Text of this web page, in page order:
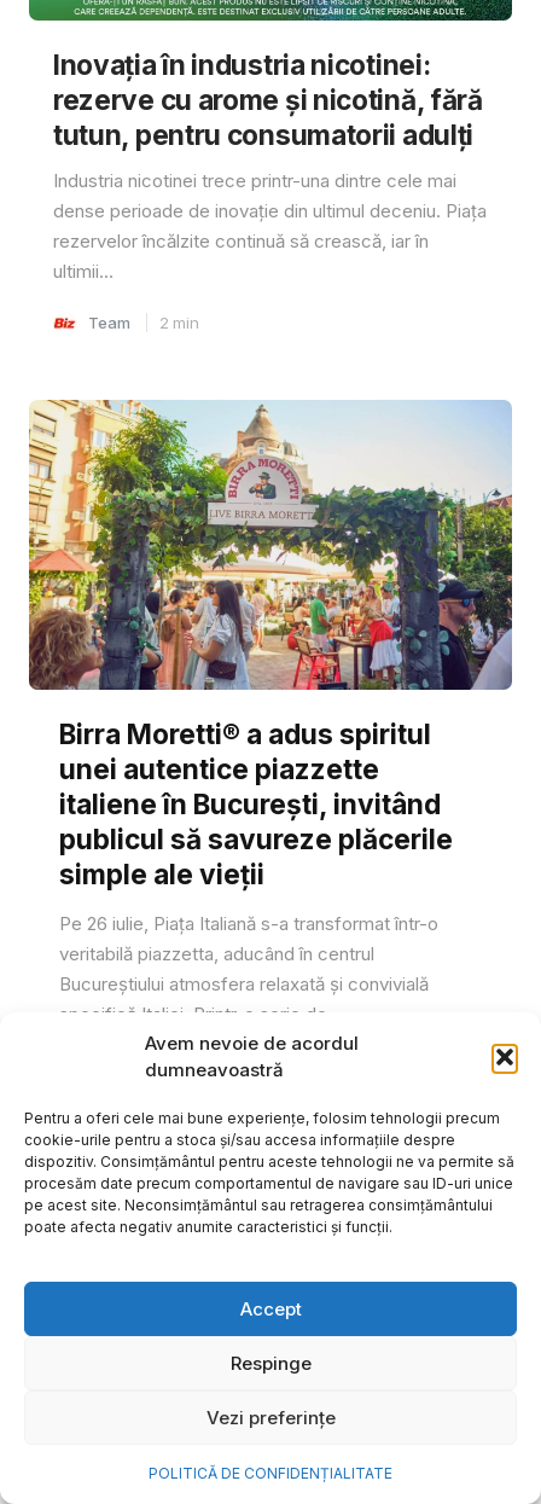
Avem nevoie de acordul
dumneavoastră
Pentru a oferi cele mai bune experiențe, folosim tehnologii precum
cookie-urile pentru a stoca și/sau accesa informațiile despre
dispozitiv. Consimțământul pentru aceste tehnologii ne va permite să
procesăm date precum comportamentul de navigare sau ID-uri unice
pe acest site. Neconsimțământul sau retragerea consimțământului
poate afecta negativ anumite caracteristici și funcții.
Accept
Respinge
Vezi preferințe
POLITICĂ DE CONFIDENȚIALITATE
Inovația în industria nicotinei:
rezerve cu arome și nicotină, fără
tutun, pentru consumatorii adulți
Industria nicotinei trece printr-una dintre cele mai
dense perioade de inovație din ultimul deceniu. Piața
rezervelor încălzite continuă să crească, iar în
ultimii...
Team 2 min
Birra Moretti® a adus spiritul
unei autentice piazzette
italiene în București, invitând
publicul să savureze plăcerile
simple ale vieții
Pe 26 iulie, Piața Italiană s-a transformat într-o
veritabilă piazzetta, aducând în centrul
Bucureștiului atmosfera relaxată și convivială
specifică Italiei. Printr-o serie de...
Gabriel Barliga
frumoase amintiri ale verii într-